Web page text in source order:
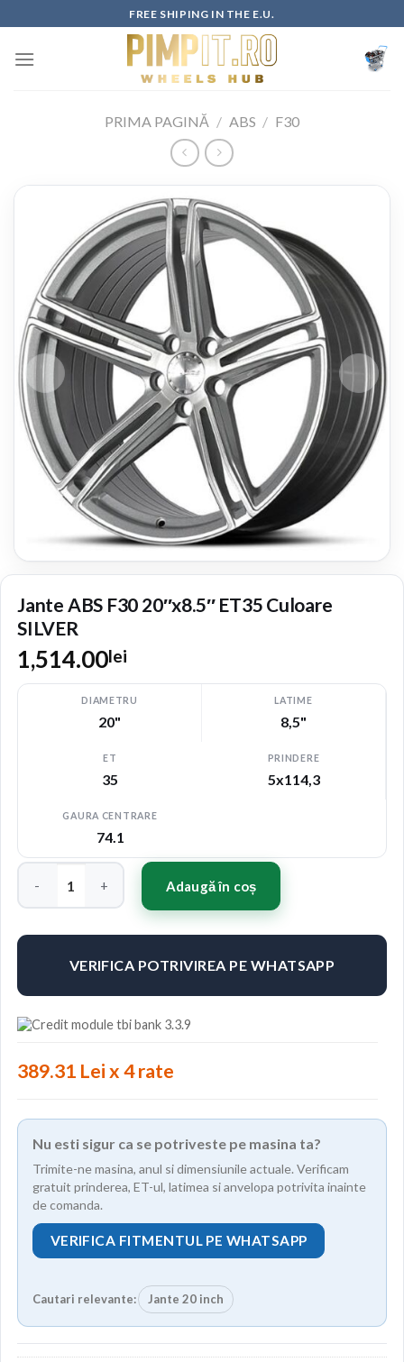
to
content
FREE SHIPING IN THE E.U.
PRIMA PAGINĂ / ABS / F30
Jante ABS F30 20″x8.5″ ET35 Culoare
SILVER
1,514.00lei
DIAMETRU
20"
LATIME
8,5"
ET
35
PRINDERE
5x114,3
GAURA CENTRARE
74.1
Cantitate Jante ABS F30 20"x8.5" ET35 Culoare SILVER
Adaugă în coș
VERIFICA POTRIVIREA PE WHATSAPP
389.31 Lei x 4 rate
Nu esti sigur ca se potriveste pe masina ta?
Trimite-ne masina, anul si dimensiunile actuale. Verificam
gratuit prinderea, ET-ul, latimea si anvelopa potrivita inainte
de comanda.
VERIFICA FITMENTUL PE WHATSAPP
Cautari relevante: Jante 20 inch